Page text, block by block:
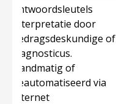
Antwoordsleutels
Interpretatie door
gedragsdeskundige of
diagnosticus.
Handmatig of
geautomatiseerd via
internet